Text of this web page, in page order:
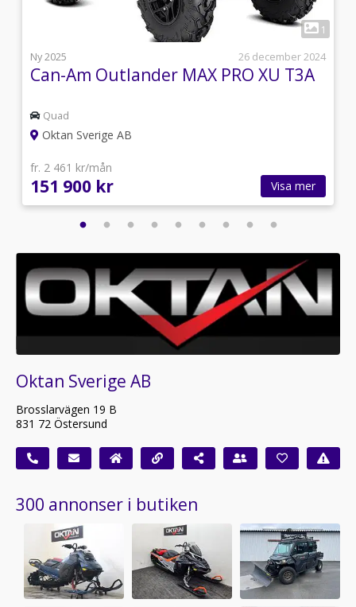
1
Ny 2025
26 december 2024
Can-Am Outlander MAX PRO XU T3A
Quad
Oktan Sverige AB
fr. 2 461 kr/mån
151 900 kr Visa mer
Oktan Sverige AB
Brosslarvägen 19 B
831 72 Östersund
300 annonser i butiken